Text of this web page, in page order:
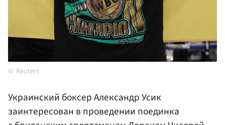
Reuters
Украинский боксер Александр Усик
заинтересован в проведении поединка